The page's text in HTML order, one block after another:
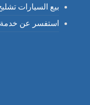
بيع السيارات
استفسر عن خدمة